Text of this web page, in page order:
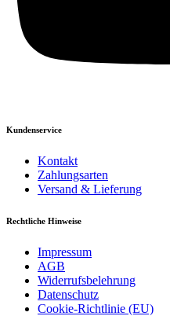
Kundenservice
Kontakt
Zahlungsarten
Versand & Lieferung
Rechtliche Hinweise
Impressum
AGB
Widerrufsbelehrung
Datenschutz
Cookie-Richtlinie (EU)